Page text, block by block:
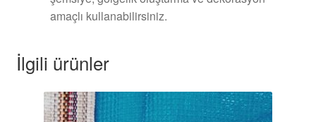
amaçlı kullanabilirsiniz.
İlgili ürünler